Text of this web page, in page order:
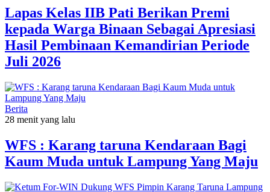
Lapas Kelas IIB Pati Berikan Premi
kepada Warga Binaan Sebagai Apresiasi
Hasil Pembinaan Kemandirian Periode
Juli 2026
Berita
28 menit yang lalu
WFS : Karang taruna Kendaraan Bagi
Kaum Muda untuk Lampung Yang Maju